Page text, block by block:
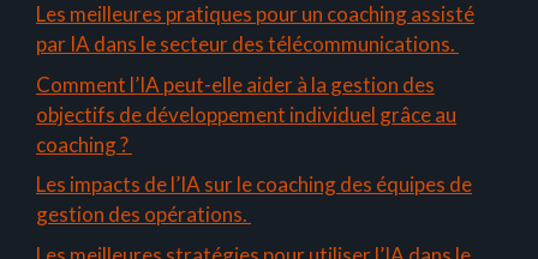
Les meilleures pratiques pour un coaching assisté
par IA dans le secteur des télécommunications.
Comment l’IA peut-elle aider à la gestion des
objectifs de développement individuel grâce au
coaching ?
Les impacts de l’IA sur le coaching des équipes de
gestion des opérations.